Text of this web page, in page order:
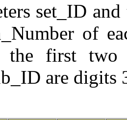
set_ID
of
the first two
are digits